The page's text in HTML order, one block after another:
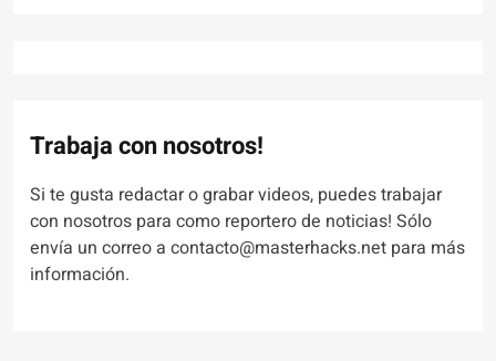
Trabaja con nosotros!
Si te gusta redactar o grabar videos, puedes trabajar
con nosotros para como reportero de noticias! Sólo
envía un correo a contacto@masterhacks.net para más
información.